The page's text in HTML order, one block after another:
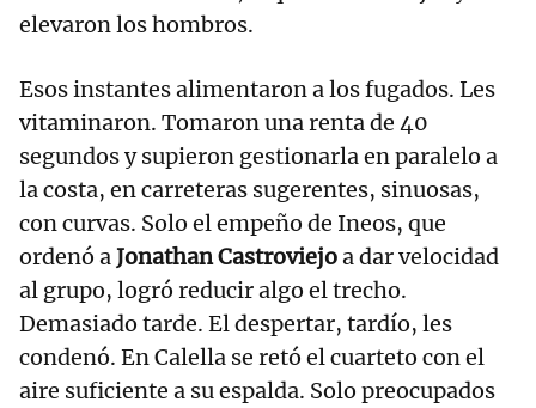
elevaron los hombros.
Esos instantes alimentaron a los fugados. Les
vitaminaron. Tomaron una renta de 40
segundos y supieron gestionarla en paralelo a
la costa, en carreteras sugerentes, sinuosas,
con curvas. Solo el empeño de Ineos, que
ordenó aJonathanCastroviejoa dar velocidad
al grupo, logró reducir algo el trecho.
Demasiado tarde. El despertar, tardío, les
condenó. En Calella se retó el cuarteto con el
aire suficiente a su espalda. Solo preocupados